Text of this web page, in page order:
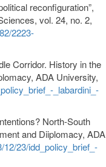
reconfiguration”,
vol. 24, no. 2,
2223-
Corridor. History in the
ADA University,
_labardini_-
North-South
and Diiplomacy, ADA
12/23/idd_policy_brief_-